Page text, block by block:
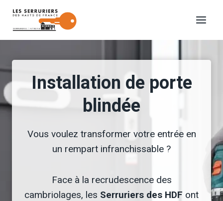
Aller
Installation de porte
blindée
Vous voulez transformer votre entrée en
un rempart infranchissable ?
Face à la recrudescence des
cambriolages, les Serruriers des HDF ont